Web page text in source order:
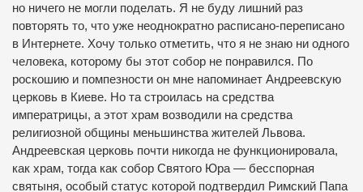
но ничего не могли поделать. Я не буду лишний раз
повторять то, что уже неоднократно расписано-переписано
в Интернете. Хочу только отметить, что я не знаю ни одного
человека, которому бы этот собор не понравился. По
роскошию и помпезности он мне напоминает Андреевскую
церковь в Киеве. Но та строилась на средства
императрицы, а этот храм возводили на средства
религиозной общины меньшинства жителей Львова.
Андреевская церковь почти никогда не функционировала,
как храм, тогда как собор Святого Юра — бесспорная
святыня, особый статус которой подтвердил Римский Папа